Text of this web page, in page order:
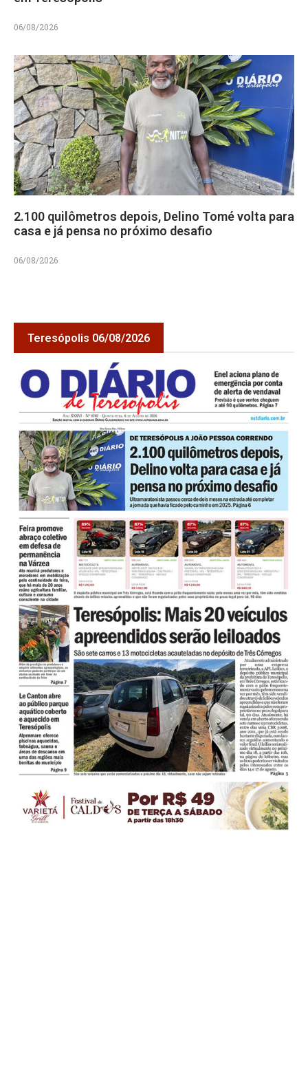
06/08/2026
2.100 quilômetros depois, Delino Tomé volta para
casa e já pensa no próximo desafio
06/08/2026
Teresópolis 06/08/2026